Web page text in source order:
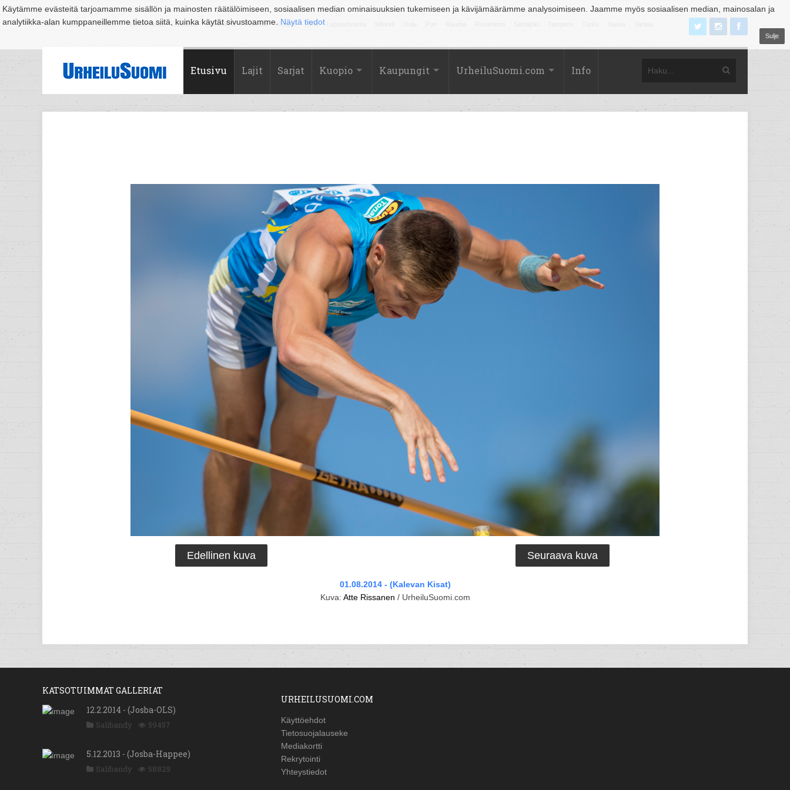
Käytämme evästeitä tarjoamamme sisällön ja mainosten räätälöimiseen, sosiaalisen median ominaisuuksien tukemiseen ja kävijämäärämme analysoimiseen. Jaamme myös sosiaalisen median, mainosalan ja
analytiikka-alan kumppaneillemme tietoa siitä, kuinka käytät sivustoamme. Näytä tiedot
Sulje
Suomi Espoo Helsinki Hämeenlinna Joensuu Jyväskylä Kouvola Kuopio Lahti
Etusivu Lajit Sarjat Kuopio Kaupungit UrheiluSuomi.com Info
Edellinen kuva Seuraava kuva
01.08.2014 - (Kalevan Kisat)
Kuva: Atte Rissanen / UrheiluSuomi.com
KATSOTUIMMAT GALLERIAT
12.2.2014 - (Josba-OLS)
Salibandy 59457
5.12.2013 - (Josba-Happee)
Salibandy 58829
URHEILUSUOMI.COM
Käyttöehdot
Tietosuojalauseke
Mediakortti
Rekrytointi
Yhteystiedot